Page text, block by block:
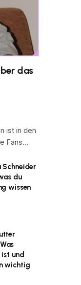
das
ist in den
Fans…
Schneider
du
wissen
und
wichtig